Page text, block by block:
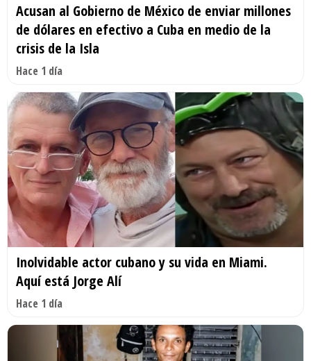
Acusan al Gobierno de México de enviar millones
de dólares en efectivo a Cuba en medio de la
crisis de la Isla
Hace 1 día
Inolvidable actor cubano y su vida en Miami.
Aquí está Jorge Alí
Hace 1 día